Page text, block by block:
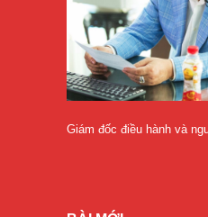
Giám đốc điều hành và